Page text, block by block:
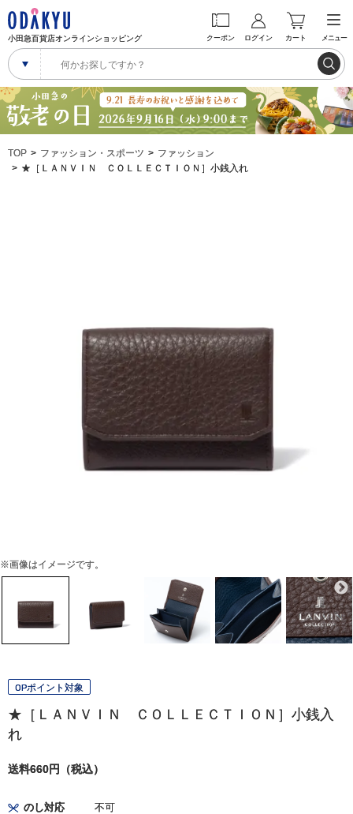
小田急百貨店オンラインショッピング クーポン ログイン カート メニュー
TOP ファッション・スポーツ
ファッション
★［ＬＡＮＶＩＮ ＣＯＬＬＥＣＴＩＯＮ］小銭入れ
※画像はイメージです。
OPポイント対象
★［ＬＡＮＶＩＮ ＣＯＬＬＥＣＴＩＯＮ］小銭入
れ
送料660円（税込）
のし対応 不可